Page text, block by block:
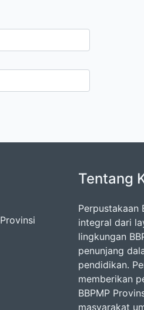
Tentang
Perpustakaan
integral dari
lingkungan
penunjang
pendidikan.
memberikan
BBPMP
masyarakat